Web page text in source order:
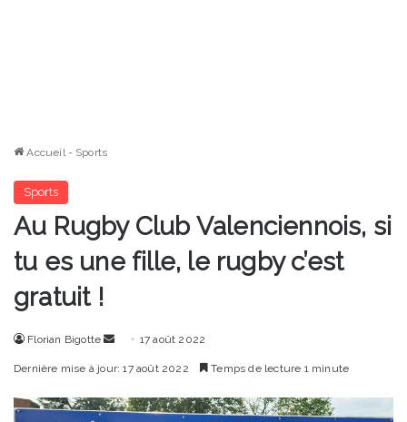
Accueil - Sports
Sports
Au Rugby Club Valenciennois, si
tu es une fille, le rugby c’est
gratuit !
Florian Bigotte
Envoyer17 août 2022
Dernière mise à jour: 17 août 2022 Temps de lecture 1 minute